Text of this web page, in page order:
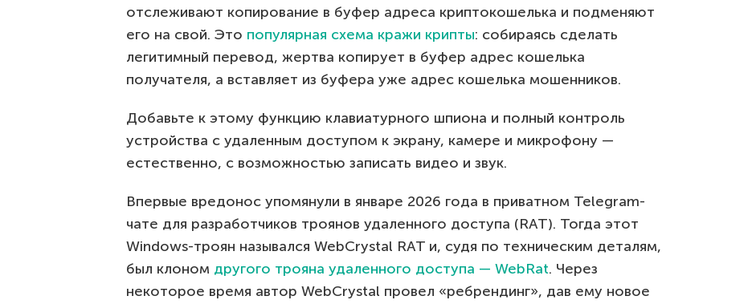
отслеживают копирование в буфер адреса криптокошелька и подменяют
его на свой. Это популярная схема кражи крипты: собираясь сделать
легитимный перевод, жертва копирует в буфер адрес кошелька
получателя, а вставляет из буфера уже адрес кошелька мошенников.
Добавьте к этому функцию клавиатурного шпиона и полный контроль
устройства с удаленным доступом к экрану, камере и микрофону —
естественно, с возможностью записать видео и звук.
Впервые вредонос упомянули в январе 2026 года в приватном Telegram-
чате для разработчиков троянов удаленного доступа (RAT). Тогда этот
Windows-троян назывался WebCrystal RAT и, судя по техническим деталям,
был клоном другого трояна удаленного доступа — WebRat. Через
некоторое время автор WebCrystal провел «ребрендинг», дав ему новое